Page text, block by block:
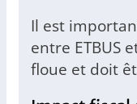
Il est
entre ETBUS
floue et doit